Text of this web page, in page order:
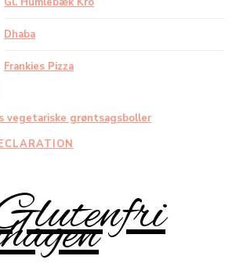
Dhaba
Frankies Pizza
vegetariske grøntsagsboller